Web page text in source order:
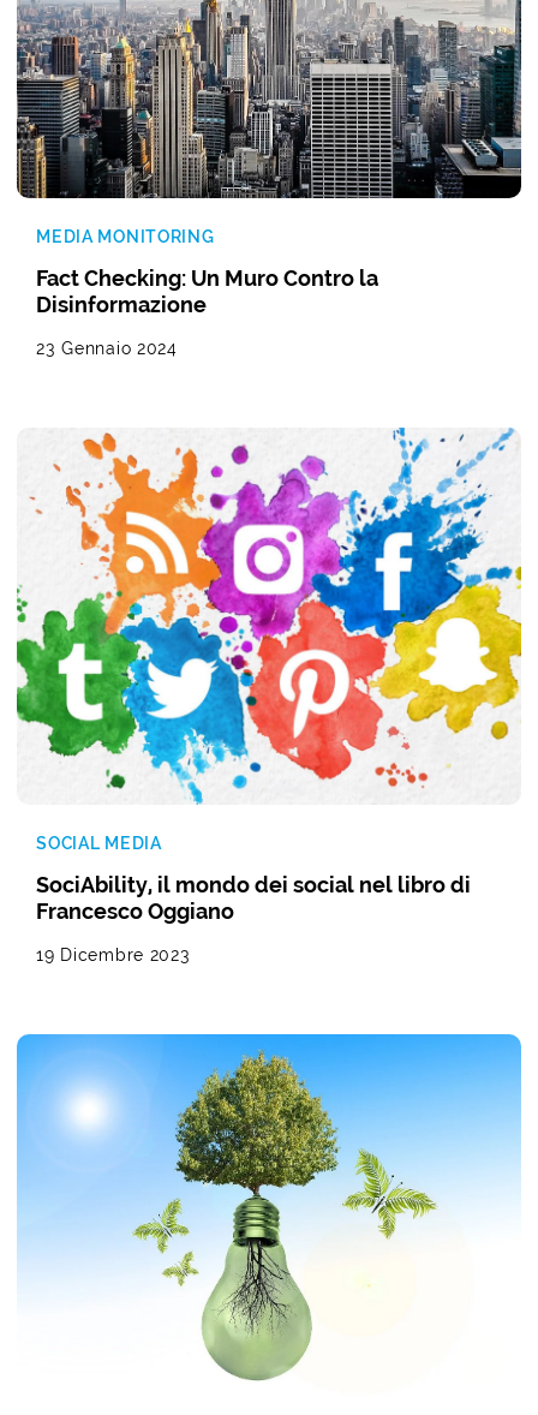
MEDIA MONITORING
Fact Checking: Un Muro Contro la
Disinformazione
23 Gennaio 2024
SOCIAL MEDIA
SociAbility, il mondo dei social nel libro di
Francesco Oggiano
19 Dicembre 2023